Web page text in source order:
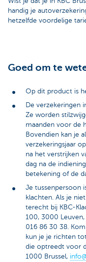
handig je
hetzelfde voordelige
Goed om te
Op dit product is
De verzekeringen
Ze worden
maanden voor de
Bovendien kan je
verzekeringsjaar
na het verstrijken
dag na de
betekening of de
Je tussenpersoon
klachten. Als je
terecht bij KBC-
100, 3000 Leuven,
016 86 30 38.
kun je je richten
die optreedt voor
1000 Brussel,